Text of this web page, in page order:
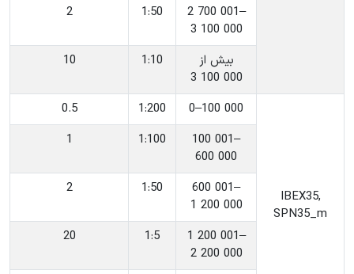
‎2 700 001–
3 100 000
‎1:50
2
‎بیش از
3 100 000
‎1:10
10
‎IBEX35,
SPN35_m
‎0–100 000
‎1:200
0.5
‎100 001–
600 000
‎1:100
1
‎600 001–
1 200 000
‎1:50
2
‎1 200 001–
2 200 000
‎1:5
20